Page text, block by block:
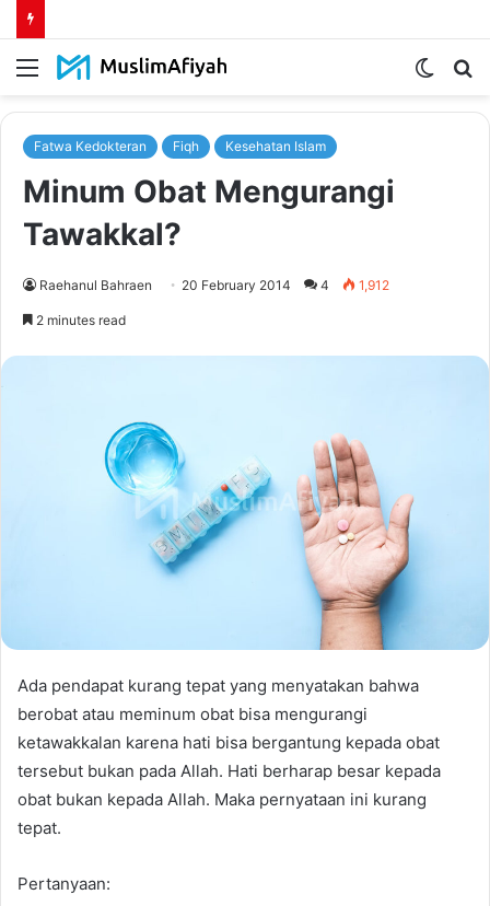
Menu
Switch
Fatwa Kedokteran Fiqh Kesehatan Islam
Minum Obat Mengurangi
Tawakkal?
Raehanul Bahraen 20 February 2014 4 1,912
2 minutes read
Ada pendapat kurang tepat yang menyatakan bahwa
berobat atau meminum obat bisa mengurangi
ketawakkalan karena hati bisa bergantung kepada obat
tersebut bukan pada Allah. Hati berharap besar kepada
obat bukan kepada Allah. Maka pernyataan ini kurang
tepat.
Pertanyaan: